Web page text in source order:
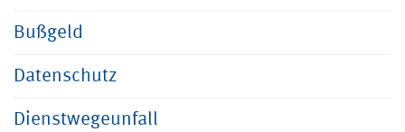
Bußgeld
Datenschutz
Dienstwegeunfall